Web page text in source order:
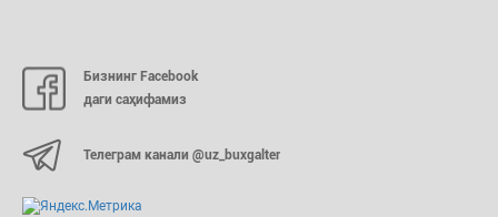
Бизнинг Facebook
даги саҳифамиз
Телеграм канали @uz_buxgalter